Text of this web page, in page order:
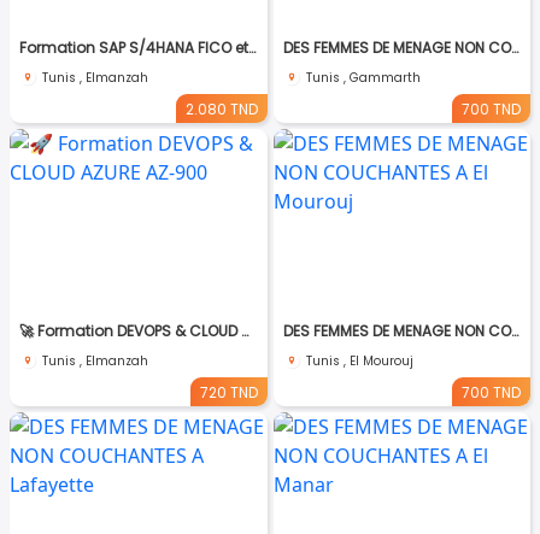
Formation SAP S/4HANA FICO et MM-SD
Tunis , Elmanzah
2.080 TND
DES FEMMES DE MENAGE NON COUCHANTES A Gmmarth
Tunis , Gammarth
700 TND
🚀 Formation DEVOPS & CLOUD AZURE AZ-900
Tunis , Elmanzah
720 TND
DES FEMMES DE MENAGE NON COUCHANTES A El Mourouj
Tunis , El Mourouj
700 TND